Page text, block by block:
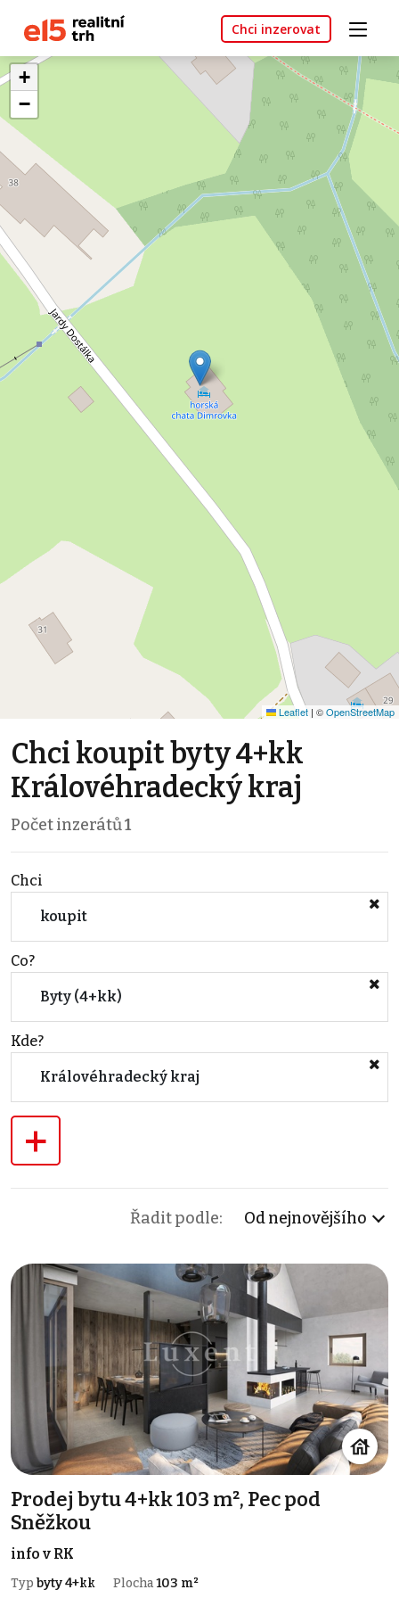
Chci inzerovat
+
−
Leaflet | ©OpenStreetMap
Chci koupit byty 4+kk
Královéhradecký kraj
Počet inzerátů1
Chci
koupit
Co?
Byty (4+kk)
Kde?
Královéhradecký kraj
+
Řadit podle: Od nejnovějšího
Prodej bytu 4+kk 103 m², Pec pod
Sněžkou
info v RK
Typ byty 4+kk Plocha103 m²